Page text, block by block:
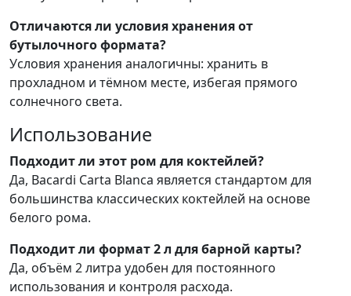
Отличаются ли условия хранения от
бутылочного формата?
Условия хранения аналогичны: хранить в
прохладном и тёмном месте, избегая прямого
солнечного света.
Использование
Подходит ли этот ром для коктейлей?
Да, Bacardi Carta Blanca является стандартом для
большинства классических коктейлей на основе
белого рома.
Подходит ли формат 2 л для барной карты?
Да, объём 2 литра удобен для постоянного
использования и контроля расхода.